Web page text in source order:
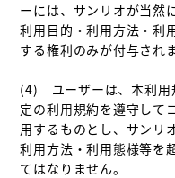
ーには、サンリオが当然
利用目的・利用方法・利
する権利のみが付与されま
(4)　ユーザーは、本利
定の利用規約を遵守して
用するものとし、サンリ
利用方法・利用態様等を
てはなりません。